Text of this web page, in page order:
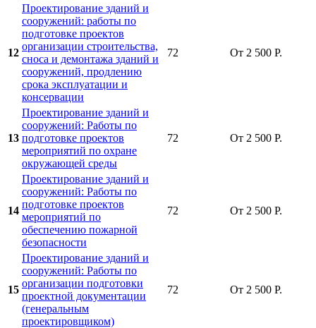
12
Проектирование зданий и
сооружений: работы по
подготовке проектов
организации строительства,
сноса и демонтажа зданий и
сооружений, продлению
срока эксплуатации и
консервации
72 От 2 500 Р.
13
Проектирование зданий и
сооружений: Работы по
подготовке проектов
мероприятий по охране
окружающей среды
72 От 2 500 Р.
14
Проектирование зданий и
сооружений: Работы по
подготовке проектов
мероприятий по
обеспечению пожарной
безопасности
72 От 2 500 Р.
15
Проектирование зданий и
сооружений: Работы по
организации подготовки
проектной документации
(генеральным
проектировщиком)
72 От 2 500 Р.